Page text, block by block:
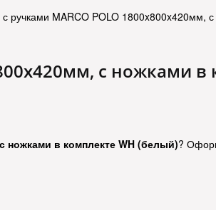
с ручками MARCO POLO 1800x800x420мм,
с ножками
ножками в комплекте WH (белый)?